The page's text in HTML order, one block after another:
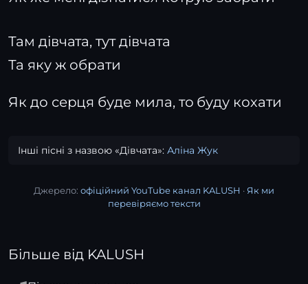
Там дівчата, тут дівчата
Та яку ж обрати
Як до серця буде мила, то буду кохати
Інші пісні з назвою «Дівчата»: Аліна Жук
Джерело: офіційний YouTube канал KALUSH · Як ми
перевіряємо тексти
Більше від KALUSH